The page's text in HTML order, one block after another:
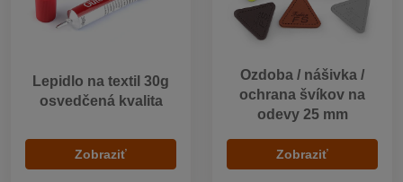
Lepidlo na textil 30g
osvedčená kvalita
Zobraziť
Ozdoba / nášivka /
ochrana švíkov na
odevy 25 mm
Zobraziť